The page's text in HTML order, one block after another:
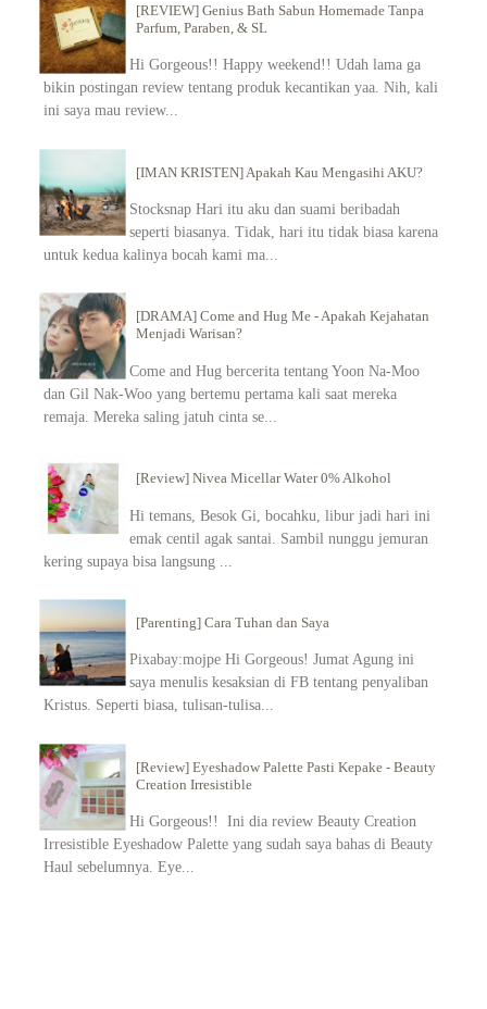
[REVIEW] Genius Bath Sabun Homemade Tanpa
Parfum, Paraben, & SL
Hi Gorgeous!! Happy weekend!! Udah lama ga
bikin postingan review tentang produk kecantikan yaa. Nih, kali
ini saya mau review...
[IMAN KRISTEN] Apakah Kau Mengasihi AKU?
Stocksnap Hari itu aku dan suami beribadah
seperti biasanya. Tidak, hari itu tidak biasa karena
untuk kedua kalinya bocah kami ma...
[DRAMA] Come and Hug Me - Apakah Kejahatan
Menjadi Warisan?
Come and Hug bercerita tentang Yoon Na-Moo
dan Gil Nak-Woo yang bertemu pertama kali saat mereka
remaja. Mereka saling jatuh cinta se...
[Review] Nivea Micellar Water 0% Alkohol
Hi temans, Besok Gi, bocahku, libur jadi hari ini
emak centil agak santai. Sambil nunggu jemuran
kering supaya bisa langsung ...
[Parenting] Cara Tuhan dan Saya
Pixabay:mojpe Hi Gorgeous! Jumat Agung ini
saya menulis kesaksian di FB tentang penyaliban
Kristus. Seperti biasa, tulisan-tulisa...
[Review] Eyeshadow Palette Pasti Kepake - Beauty
Creation Irresistible
Hi Gorgeous!! Ini dia review Beauty Creation
Irresistible Eyeshadow Palette yang sudah saya bahas di Beauty
Haul sebelumnya. Eye...